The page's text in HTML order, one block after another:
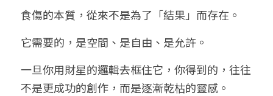
食傷的本質，從來不是為了「結果」而存在。
它需要的，是空間、是自由、是允許。
一旦你用財星的邏輯去框住它，你得到的，往往
不是更成功的創作，而是逐漸乾枯的靈感。